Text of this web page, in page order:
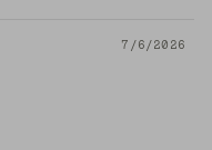
7/6/2026